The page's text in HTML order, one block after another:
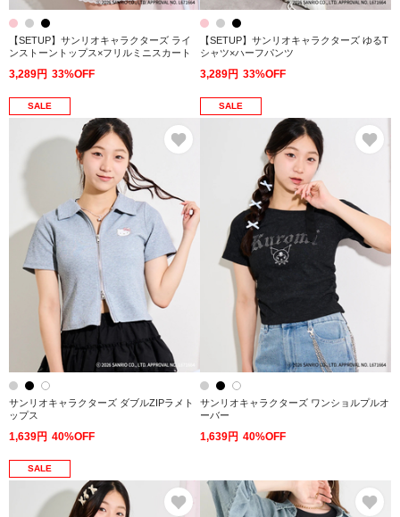
【SETUP】サンリオキャラクターズ ライ
ンストーントップス×フリルミニスカート
3,289円 33%OFF
【SETUP】サンリオキャラクターズ ゆるT
シャツ×ハーフパンツ
3,289円 33%OFF
SALE
サンリオキャラクターズ ダブルZIPラメト
ップス
1,639円 40%OFF
SALE
サンリオキャラクターズ ワンショルプルオ
ーバー
1,639円 40%OFF
SALE
お気に入り